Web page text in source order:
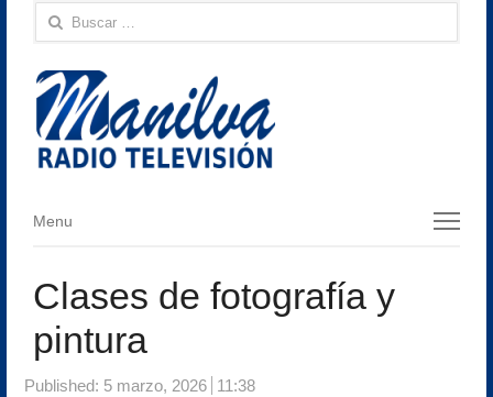
Buscar:
Menu
Menu
Clases de fotografía y
pintura
Published: 5 marzo, 2026 11:38